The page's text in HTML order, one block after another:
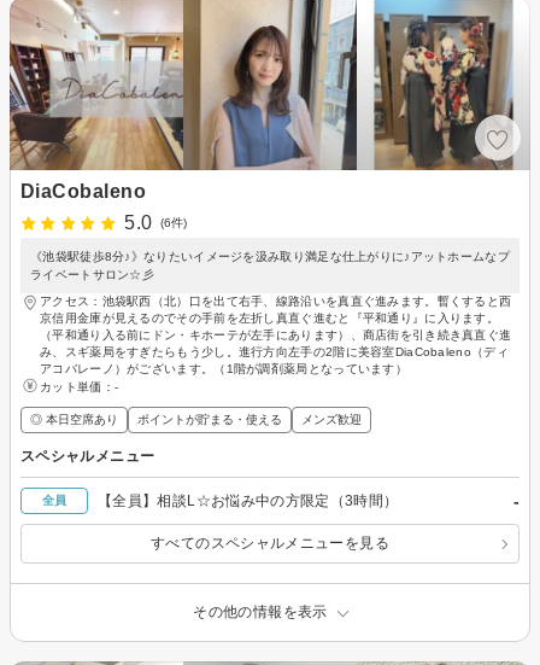
DiaCobaleno
5.0
(6件)
《池袋駅徒歩8分♪》なりたいイメージを汲み取り満足な仕上がりに♪アットホームなプ
ライベートサロン☆彡
アクセス：池袋駅西（北）口を出て右手、線路沿いを真直ぐ進みます。暫くすると西
京信用金庫が見えるのでその手前を左折し真直ぐ進むと『平和通り』に入ります。
（平和通り入る前にドン・キホーテが左手にあります）、商店街を引き続き真直ぐ進
み、スギ薬局をすぎたらもう少し。進行方向左手の2階に美容室DiaCobaleno（ディ
アコバレーノ）がございます。（1階が調剤薬局となっています）
カット単価： -
◎ 本日空席あり ポイントが貯まる・使える メンズ歓迎
スペシャルメニュー
全員 【全員】相談L☆お悩み中の方限定（3時間） -
すべてのスペシャルメニューを見る
その他の情報を表示